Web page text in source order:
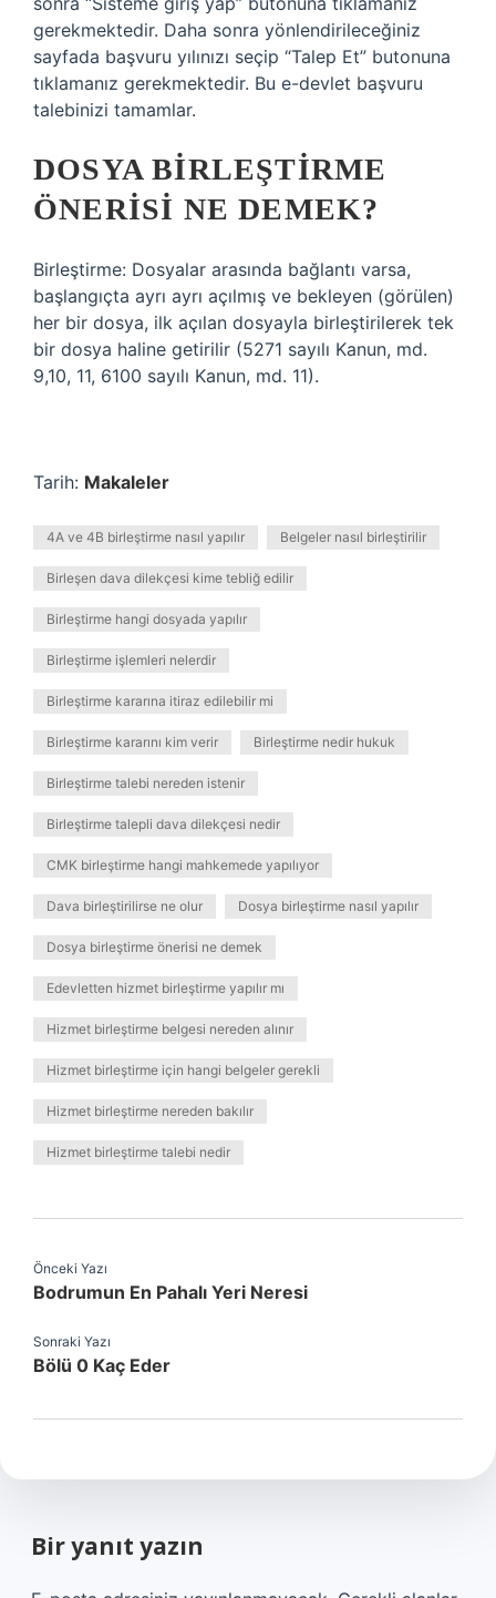
gerekmektedir. Daha sonra yönlendirileceğiniz
sayfada başvuru yılınızı seçip “Talep Et” butonuna
tıklamanız gerekmektedir. Bu e-devlet başvuru
talebinizi tamamlar.
DOSYA BIRLEŞTIRME
ÖNERISI NE DEMEK?
Birleştirme: Dosyalar arasında bağlantı varsa,
başlangıçta ayrı ayrı açılmış ve bekleyen (görülen)
her bir dosya, ilk açılan dosyayla birleştirilerek tek
bir dosya haline getirilir (5271 sayılı Kanun, md.
9,10, 11, 6100 sayılı Kanun, md. 11).
Tarih: Makaleler
4A ve 4B birleştirme nasıl yapılır Belgeler nasıl birleştirilir
Birleşen dava dilekçesi kime tebliğ edilir
Birleştirme hangi dosyada yapılır
Birleştirme işlemleri nelerdir
Birleştirme kararına itiraz edilebilir mi
Birleştirme kararını kim verir Birleştirme nedir hukuk
Birleştirme talebi nereden istenir
Birleştirme talepli dava dilekçesi nedir
CMK birleştirme hangi mahkemede yapılıyor
Dava birleştirilirse ne olur Dosya birleştirme nasıl yapılır
Dosya birleştirme önerisi ne demek
Edevletten hizmet birleştirme yapılır mı
Hizmet birleştirme belgesi nereden alınır
Hizmet birleştirme için hangi belgeler gerekli
Hizmet birleştirme nereden bakılır
Hizmet birleştirme talebi nedir
Önceki Yazı
Bodrumun En Pahalı Yeri Neresi
Sonraki Yazı
Bölü 0 Kaç Eder
Bir yanıt yazın